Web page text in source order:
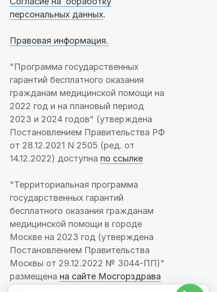
персональных данных.
Правовая информация.
"Программа государственных
гарантий бесплатного оказания
гражданам медицинской помощи на
2022 год и на плановый период
2023 и 2024 годов" (утверждена
Постановлением Правительства РФ
от 28.12.2021 N 2505 (ред. от
14.12.2022) доступна по ссылке
"Территориальная программа
государственных гарантий
бесплатного оказания гражданам
медицинской помощи в городе
Москве на 2023 год (утверждена
Постановлением Правительства
Москвы от 29.12.2022 № 3044-ПП)"
размещена на сайте Мосгорздрава